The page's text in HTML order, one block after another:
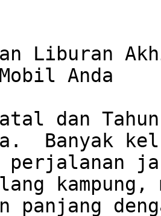
Liburan
Anda
dan
Banyak
perjalanan
panjang